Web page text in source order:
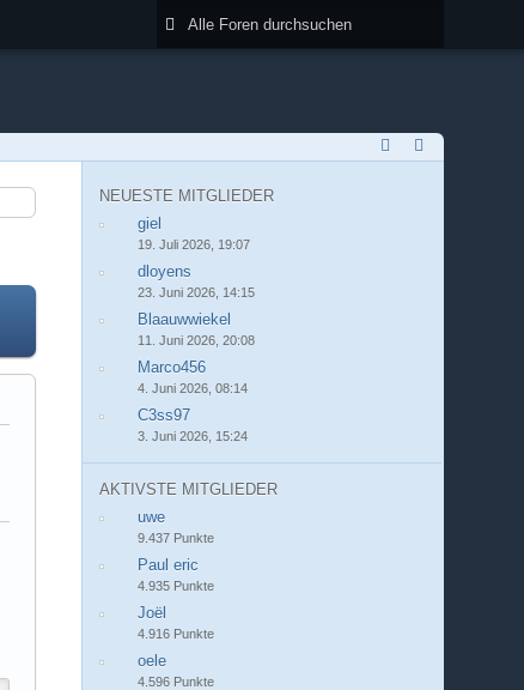
NEUESTE MITGLIEDER
giel
19. Juli 2026, 19:07
dloyens
23. Juni 2026, 14:15
Blaauwwiekel
11. Juni 2026, 20:08
Marco456
4. Juni 2026, 08:14
C3ss97
3. Juni 2026, 15:24
AKTIVSTE MITGLIEDER
uwe
9.437 Punkte
Paul eric
4.935 Punkte
Joël
4.916 Punkte
oele
4.596 Punkte